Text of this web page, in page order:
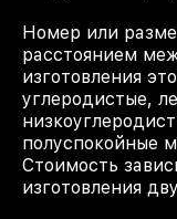
Номер или
расстоянием
изготовления
углеродистые,
полуспокойные
Стоимость
изготовления